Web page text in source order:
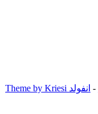
- انفولد Theme by Kriesi